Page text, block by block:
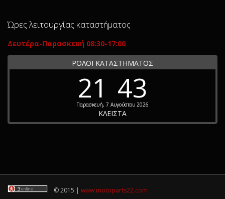
Ώρες λειτουργίας καταστήματος
Δευτέρα-Παρασκευή 08:30-17:00
ΡΟΛΟΪ ΚΑΤΑΣΤΗΜΑΤΟΣ
21 43
Παρασκευή, 7 Αυγούστου 2026
ΚΛΕΙΣΤΑ
© 2015 | www.motoparts22.com